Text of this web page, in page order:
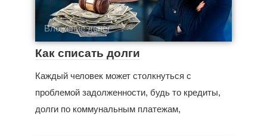
Вложение денег
Как списать долги
Каждый человек может столкнуться с
проблемой задолженности, будь то кредиты,
долги по коммунальным платежам,